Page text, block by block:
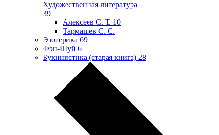
Художественная литература
39
Алексеев С. Т. 10
Тармашев С. С.
Эзотерика 69
Фэн-Шуй 6
Букинистика (старая книга) 28